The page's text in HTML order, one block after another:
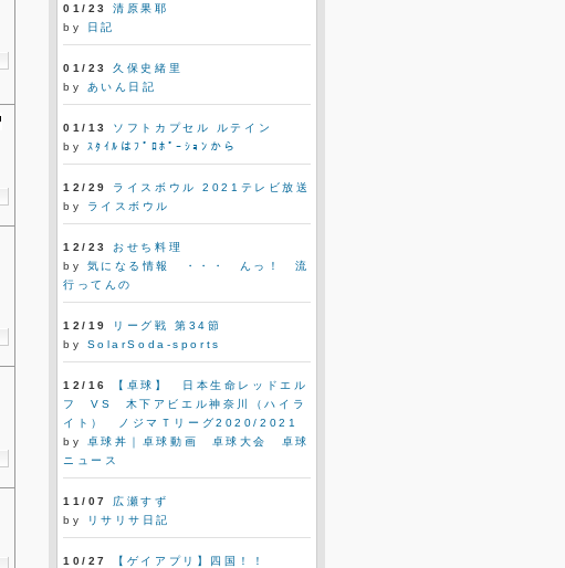
01/23
清原果耶
by
日記
01/23
久保史緒里
by
あいん日記
01/13
ソフトカプセル ルテイン
by ｽﾀｲﾙはﾌﾟﾛﾎﾟｰｼｮﾝから
12/29
ライスボウル 2021テレビ放送
by
ライスボウル
12/23
おせち料理
by 気になる情報 ・・・ んっ！ 流
行ってんの
12/19
リーグ戦 第34節
by SolarSoda-sports
12/16
【卓球】 日本生命レッドエル
フ VS 木下アビエル神奈川（ハイラ
イト） ノジマＴリーグ2020/2021
by 卓球丼｜卓球動画 卓球大会 卓球
ニュース
11/07
広瀬すず
by
リサリサ日記
10/27
【ゲイアプリ】四国！！